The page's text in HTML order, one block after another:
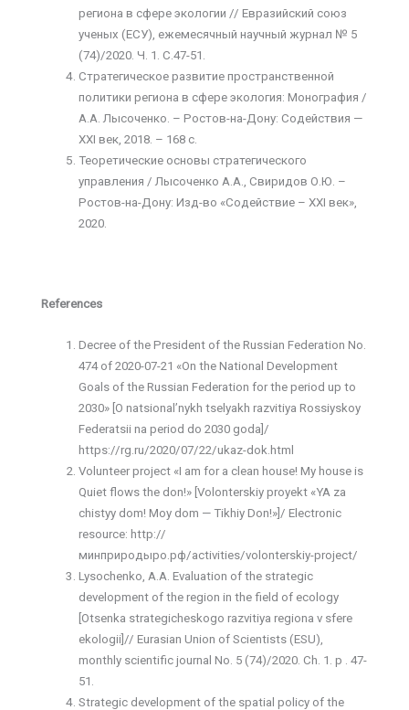
региона в сфере экологии // Евразийский союз
ученых (ЕСУ), ежемесячный научный журнал № 5
(74)/2020. Ч. 1. С.47-51.
Стратегическое развитие пространственной
политики региона в сфере экология: Монография /
А.А. Лысоченко. – Ростов-на-Дону: Содействия —
ХХI век, 2018. – 168 с.
Теоретические основы стратегического
управления / Лысоченко А.А., Свиридов О.Ю. –
Ростов-на-Дону: Изд-во «Содействие – XXI век»,
2020.
References
Decree of the President of the Russian Federation No.
474 of 2020-07-21 «On the National Development
Goals of the Russian Federation for the period up to
2030» [O natsional’nykh tselyakh razvitiya Rossiyskoy
Federatsii na period do 2030 goda]/
https://rg.ru/2020/07/22/ukaz-dok.html
Volunteer project «I am for a clean house! My house is
Quiet flows the don!» [Volonterskiy proyekt «YA za
chistyy dom! Moy dom — Tikhiy Don!»]/ Electronic
resource: http://
минприродыро.рф/activities/volonterskiy-project/
Lysochenko, A.A. Evaluation of the strategic
development of the region in the field of ecology
[Otsenka strategicheskogo razvitiya regiona v sfere
ekologii]// Eurasian Union of Scientists (ESU),
monthly scientific journal No. 5 (74)/2020. Ch. 1. p . 47-
51.
Strategic development of the spatial policy of the